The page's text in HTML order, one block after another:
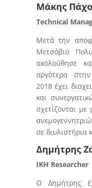
Μάκης
Technical
Μετά την
Μετσόβιο
ακολούθησε
αργότερα
2018 έχει
και
σχετίζονται
σε διυλιστήρια
Δημήτρης
IKH Researcher
Ο Δημήτρης